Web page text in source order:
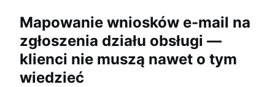
Mapowanie wniosków e-mail na
zgłoszenia działu obsługi —
klienci nie muszą nawet o tym
wiedzieć